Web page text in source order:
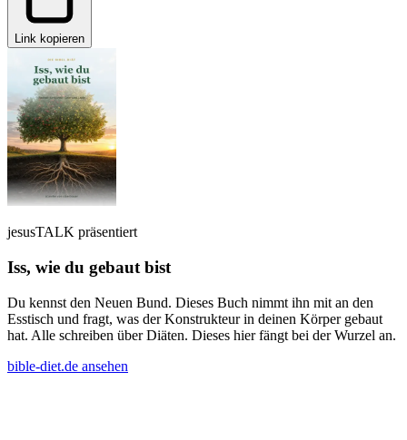
Link kopieren
jesusTALK präsentiert
Iss, wie du gebaut bist
Du kennst den Neuen Bund. Dieses Buch nimmt ihn mit an den
Esstisch und fragt, was der Konstrukteur in deinen Körper gebaut
hat. Alle schreiben über Diäten. Dieses hier fängt bei der Wurzel an.
bible-diet.de ansehen